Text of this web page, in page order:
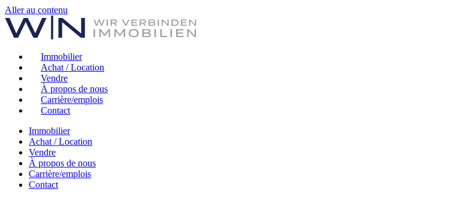
Aller au contenu
Immobilier
Achat / Location
Vendre
À propos de nous
Carrière/emplois
Contact
Immobilier
Achat / Location
Vendre
À propos de nous
Carrière/emplois
Contact